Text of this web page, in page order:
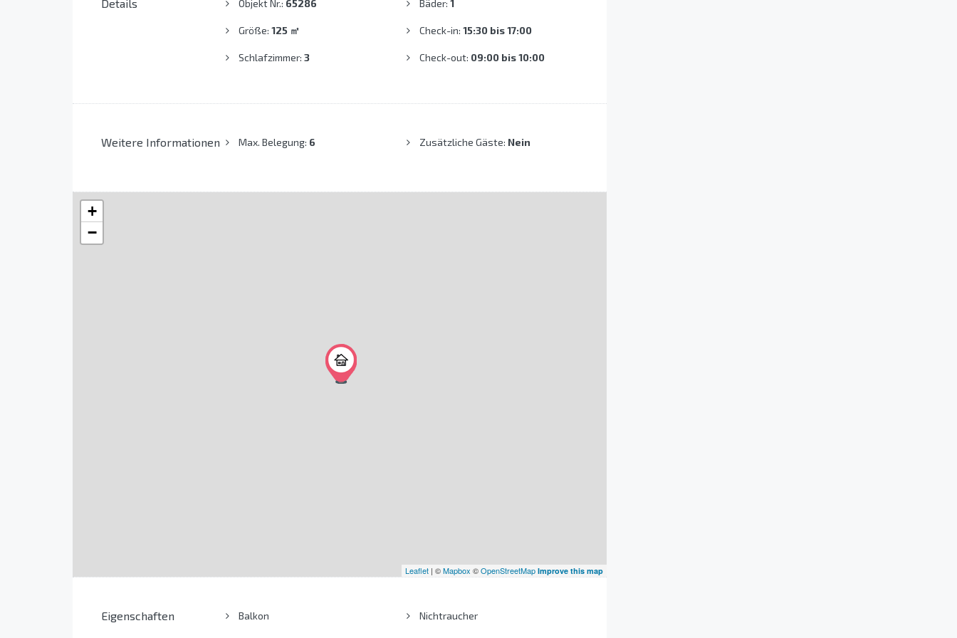
Details Objekt Nr.: 65286
Größe: 125 ㎡
Schlafzimmer: 3
Bäder:1
Check-in:15:30 bis 17:00
Check-out: 09:00 bis 10:00
Weitere Informationen Max. Belegung: 6 Zusätzliche Gäste: Nein
+
−
Leaflet | ©Mapbox ©OpenStreetMap Improve this map
Eigenschaften Balkon Nichtraucher